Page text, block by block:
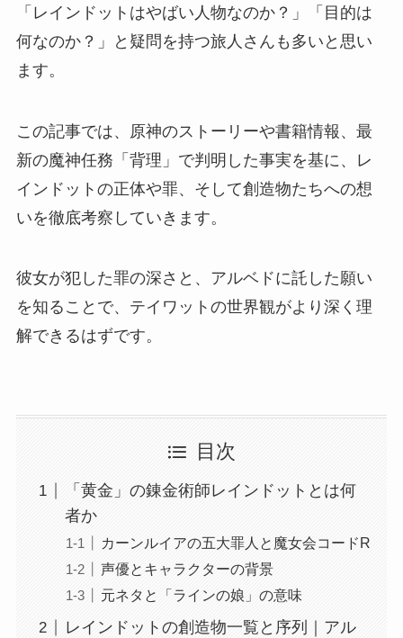
「レインドットはやばい人物なのか？」「目的は
何なのか？」と疑問を持つ旅人さんも多いと思い
ます。
この記事では、原神のストーリーや書籍情報、最
新の魔神任務「背理」で判明した事実を基に、レ
インドットの正体や罪、そして創造物たちへの想
いを徹底考察していきます。
彼女が犯した罪の深さと、アルベドに託した願い
を知ることで、テイワットの世界観がより深く理
解できるはずです。
目次
「黄金」の錬金術師レインドットとは何
者か
カーンルイアの五大罪人と魔女会コードR
声優とキャラクターの背景
元ネタと「ラインの娘」の意味
レインドットの創造物一覧と序列｜アル